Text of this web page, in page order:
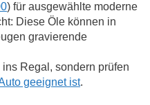
) für ausgewählte moderne
Diese Öle können in
gravierende
Regal, sondern prüfen
Auto geeignet ist.